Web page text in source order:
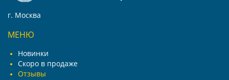
г. Москва
МЕНЮ
Новинки
Скоро в продаже
Отзывы